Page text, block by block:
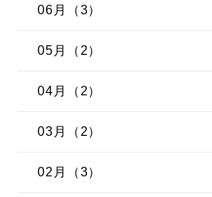
06月（3）
05月（2）
04月（2）
03月（2）
02月（3）